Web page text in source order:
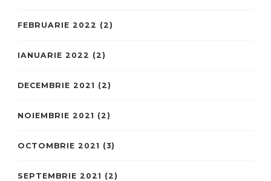
FEBRUARIE 2022 (2)
IANUARIE 2022 (2)
DECEMBRIE 2021 (2)
NOIEMBRIE 2021 (2)
OCTOMBRIE 2021 (3)
SEPTEMBRIE 2021 (2)